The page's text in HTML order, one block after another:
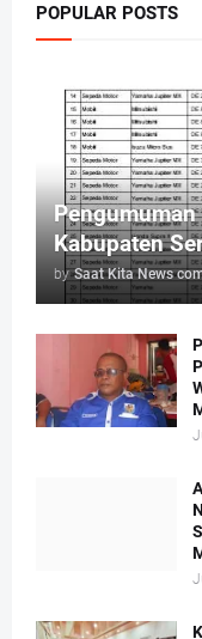
POPULAR POSTS
Kabupaten
by Saat Kita News